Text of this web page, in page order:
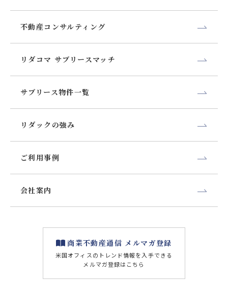
不動産コンサルティング
リダコマ サブリースマッチ
サブリース物件一覧
リダックの強み
ご利用事例
会社案内
商業不動産通信 メルマガ登録
米国オフィスのトレンド情報を⼊⼿できる
メルマガ登録はこちら